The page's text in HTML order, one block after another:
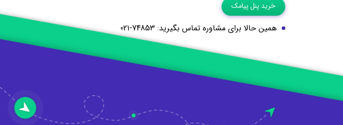
خرید پنل پیامک
همین حالا برای مشاوره تماس بگیرید: 74853-021